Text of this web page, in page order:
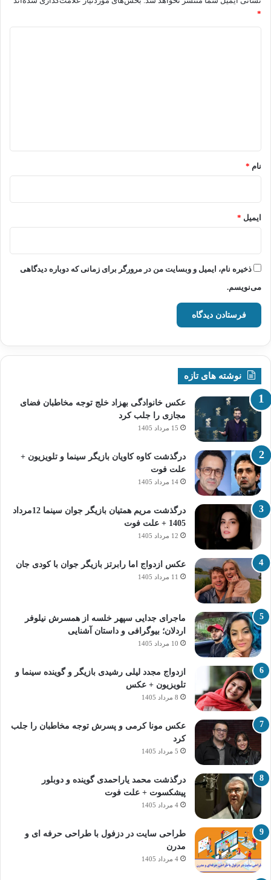
*
نام *
ایمیل *
ذخیره نام، ایمیل و وبسایت من در مرورگر برای زمانی که دوباره دیدگاهی
می‌نویسم.
نوشته های تازه
عکس خانوادگی بهزاد خلج توجه مخاطبان فضای
مجازی را جلب کرد
15 مرداد 1405
درگذشت کاوه کاویان بازیگر سینما و تلویزیون +
علت فوت
14 مرداد 1405
درگذشت مریم همتیان بازیگر جوان سینما 12مرداد
1405 + علت فوت
12 مرداد 1405
عکس ازدواج اما رابرتز بازیگر جوان با کودی جان
11 مرداد 1405
ماجرای جدایی سپهر خلسه از همسرش نیلوفر
اردلان؛ بیوگرافی و داستان آشنایی
10 مرداد 1405
ازدواج مجدد لیلی رشیدی بازیگر و گوینده سینما و
تلویزیون + عکس
8 مرداد 1405
عکس مونا کرمی و پسرش توجه مخاطبان را جلب
کرد
5 مرداد 1405
درگذشت محمد یاراحمدی گوینده و دوبلور
پیشکسوت + علت فوت
4 مرداد 1405
طراحی سایت در دزفول با طراحی حرفه‌ ای و
مدرن
4 مرداد 1405